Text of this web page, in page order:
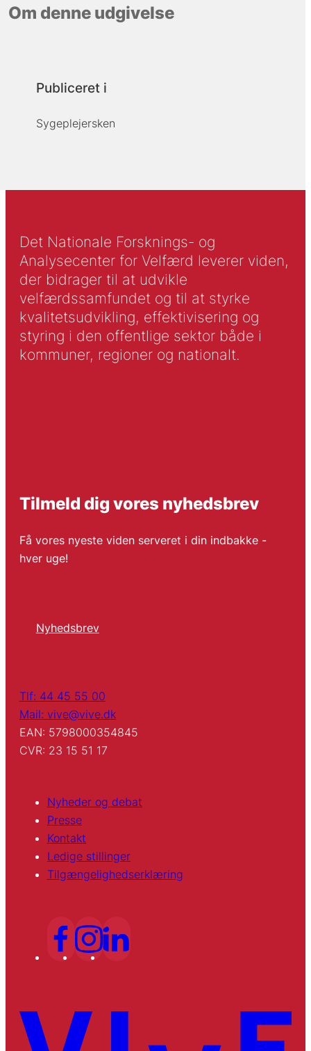
Om denne udgivelse
Publiceret i
Sygeplejersken
Det Nationale Forsknings- og
Analysecenter for Velfærd leverer viden,
der bidrager til at udvikle
velfærdssamfundet og til at styrke
kvalitetsudvikling, effektivisering og
styring i den offentlige sektor både i
kommuner, regioner og nationalt.
Tilmeld dig vores nyhedsbrev
Få vores nyeste viden serveret i din indbakke -
hver uge!
Nyhedsbrev
Tlf: 44 45 55 00
Mail: vive@vive.dk
EAN: 5798000354845
CVR: 23 15 51 17
Nyheder og debat
Presse
Kontakt
Ledige stillinger
Tilgængelighedserklæring